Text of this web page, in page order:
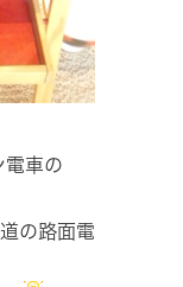
車の
の路面電